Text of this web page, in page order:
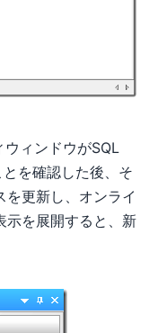
ウィンドウがSQL
を確認した後、そ
更新し、オンライ
示を展開すると、新